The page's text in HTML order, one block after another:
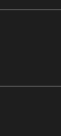
com o "Próximo